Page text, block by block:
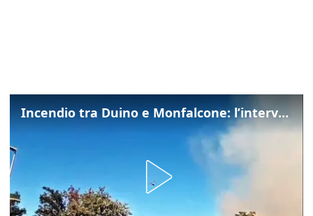
Incendio tra Duino e Monfalcone: l’intervento dei vigili del fuoco